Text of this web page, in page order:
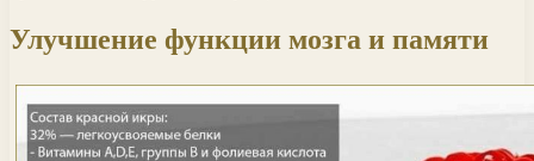
Улучшение функции мозга и памяти